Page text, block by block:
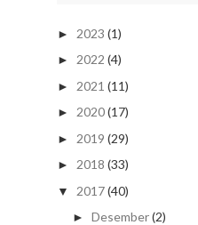
► 2023 (1)
► 2022 (4)
► 2021 (11)
► 2020(17)
► 2019 (29)
► 2018 (33)
▼ 2017(40)
► Desember(2)